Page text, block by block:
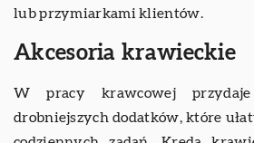
lub przymiarkami klientów.
Akcesoria krawieckie
W pracy krawcowej
drobniejszych dodatków, które